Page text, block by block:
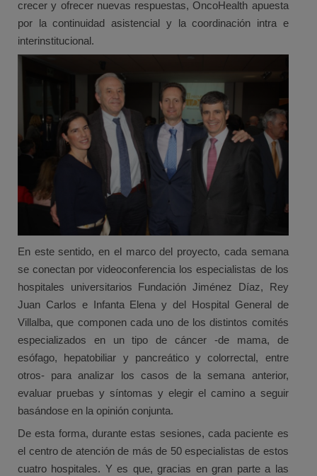
crecer y ofrecer nuevas respuestas, OncoHealth apuesta
por la continuidad asistencial y la coordinación intra e
interinstitucional.
En este sentido, en el marco del proyecto, cada semana
se conectan por videoconferencia los especialistas de los
hospitales universitarios Fundación Jiménez Díaz, Rey
Juan Carlos e Infanta Elena y del Hospital General de
Villalba, que componen cada uno de los distintos comités
especializados en un tipo de cáncer -de mama, de
esófago, hepatobiliar y pancreático y colorrectal, entre
otros- para analizar los casos de la semana anterior,
evaluar pruebas y síntomas y elegir el camino a seguir
basándose en la opinión conjunta.
De esta forma, durante estas sesiones, cada paciente es
el centro de atención de más de 50 especialistas de estos
cuatro hospitales. Y es que, gracias en gran parte a las